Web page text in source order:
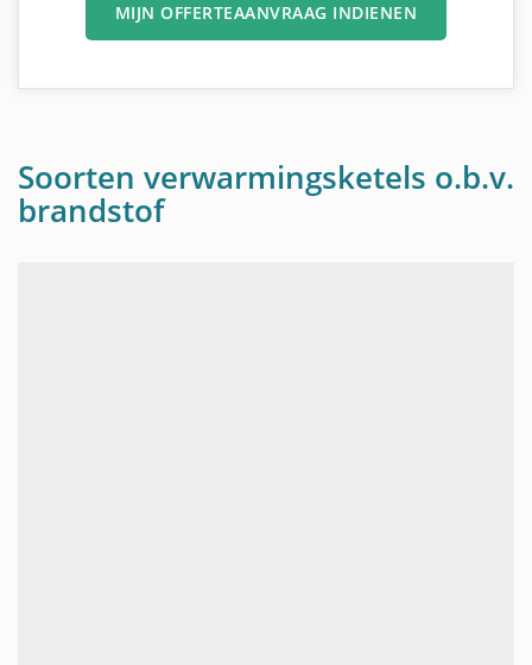
MIJN OFFERTEAANVRAAG INDIENEN
Soorten verwarmingsketels o.b.v.
brandstof